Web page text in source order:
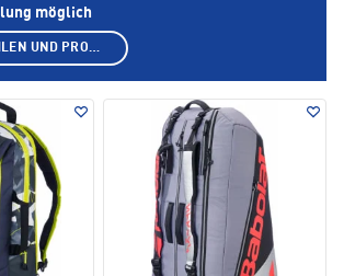
möglich
SHOP AUSWÄHLEN UND PRODUKTE ANZEIGEN